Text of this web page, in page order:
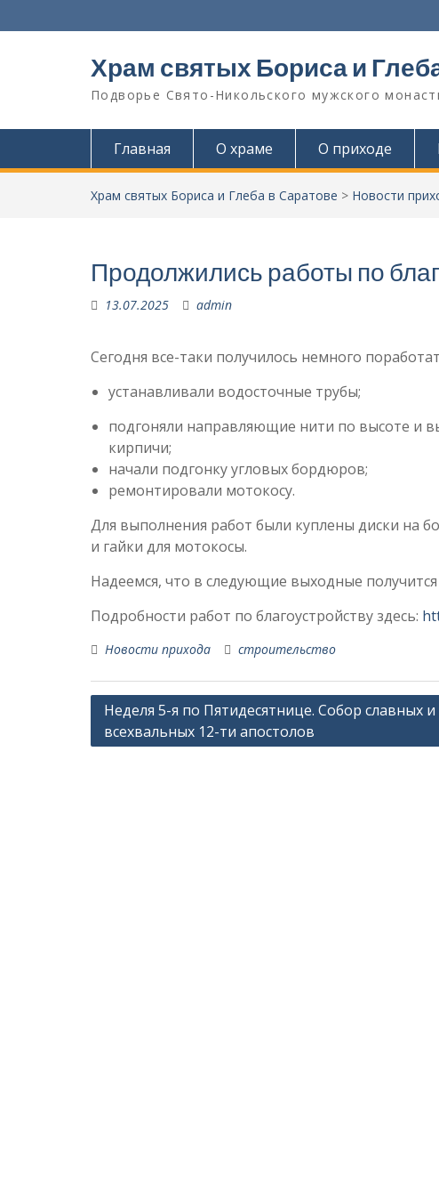
к
Храм святых Бориса и
Подворье Свято-Никольского мужского
Главная О храме О приходе
Храм святых Бориса и Глеба в Саратове > Новости
Продолжились работы по
13.07.2025 admin
Сегодня все-таки получилось немного
устанавливали водосточные трубы;
подгоняли направляющие нити по высоте и
кирпичи;
начали подгонку угловых бордюров;
ремонтировали мотокосу.
Для выполнения работ были куплены диски на
и гайки для мотокосы.
Надеемся, что в следующие выходные
Подробности работ по благоустройству здесь:
Новости прихода строительство
Навигация
по
Неделя 5-я по Пятидесятнице. Собор славных и
всехвальных 12-ти апостолов